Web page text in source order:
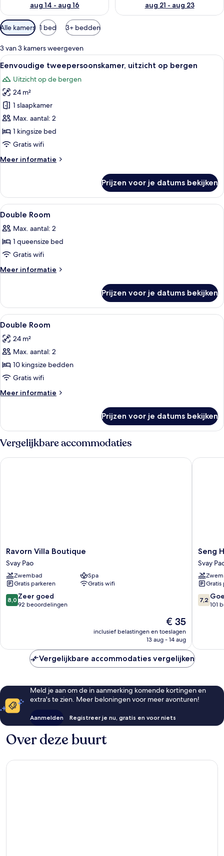
aug 14 - aug 16 aug 21 - aug 23
Beschikbare
filters
voor
kamers
Alle kamers 1 bed 3+ bedden
3 van 3 kamers weergeven
Alle
foto's
voor
Eenvoudige
tweepersoonskamer,
uitzicht
op
bergen
Een net opgemaakt bed met witte
1
Eenvoudige tweepersoonskamer, uitzicht op bergen
Uitzicht op de bergen
24 m²
1 slaapkamer
Max. aantal: 2
1 kingsize bed
Gratis wifi
Meer informatie
Meer
tweepersoonskamer,
uitzicht
op
Prijzen voor je datums bekijken
Alle
foto's
voor
Double
Room
laden
Een bureau, een laptopwerkplek,
9
Double Room
Max. aantal: 2
1 queensize bed
Gratis wifi
Meer informatie
Meer
Room
Prijzen voor je datums bekijken
Alle
foto's
voor
Double
Room
laden
Een bureau, een laptopwerkplek,
8
Double Room
24 m²
Max. aantal: 2
10 kingsize bedden
Gratis wifi
Meer informatie
Meer
Room
Prijzen voor je datums bekijken
Vergelijkbare accommodaties
Ravorn
Villa
Boutique
Svay
Pao
Ravorn Villa Boutique
Svay Pao
Zwembad
Spa
Gratis parkeren
Gratis wifi
8.0
van
beoordelingen
8,0 Zeer goed
92 beoordelingen
De
prijs
is
€ 35
inclusief belastingen en toeslagen
13 aug - 14 aug
Ravorn Villa Boutique
Seng
Hout
Hotel
Svay
Pao
Seng
Svay
Gratis
7.2
van
7,2
101
Seng
Vergelijkbare accommodaties vergelijken
Meld je aan om de in aanmerking komende kortingen en
extra's te zien. Meer beloningen voor meer avonturen!
Aanmelden Registreer je nu, gratis en voor niets
Over deze buurt